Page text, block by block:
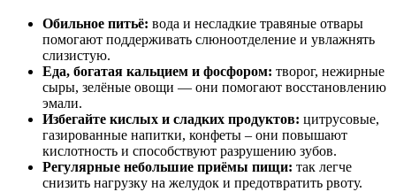
Обильное питьё: вода и несладкие травяные отвары
помогают поддерживать слюноотделение и увлажнять
слизистую.
Еда, богатая кальцием и фосфором: творог, нежирные
сыры, зелёные овощи — они помогают восстановлению
эмали.
Избегайте кислых и сладких продуктов: цитрусовые,
газированные напитки, конфеты – они повышают
кислотность и способствуют разрушению зубов.
Регулярные небольшие приёмы пищи: так легче
снизить нагрузку на желудок и предотвратить рвоту.